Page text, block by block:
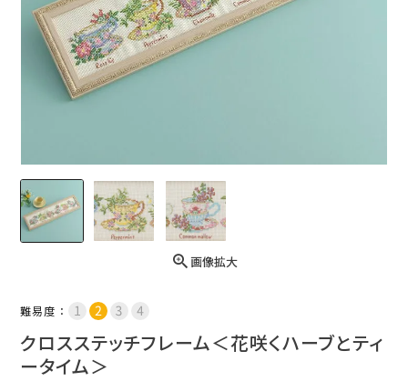
画像拡大
難易度：
クロスステッチフレーム＜花咲くハーブとティ
ータイム＞